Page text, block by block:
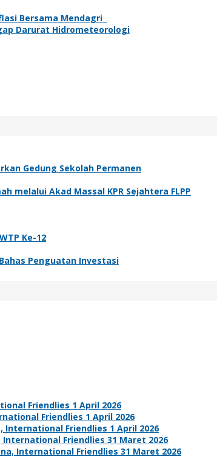
Bersama Mendagri
Darurat Hidrometeorologi
Gedung Sekolah Permanen
melalui Akad Massal KPR Sejahtera FLPP
Ke-12
Penguatan Investasi
Friendlies 1 April 2026
Friendlies 1 April 2026
Friendlies 1 April 2026
Friendlies 31 Maret 2026
International Friendlies 31 Maret 2026